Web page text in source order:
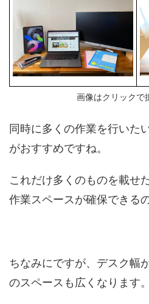
画像はクリックで
同時に多くの作業を行いた
がおすすめですね。
これだけ多くのものを載せ
作業スペースが確保できる
ちなみにですが、デスク幅
のスペースも広くなります。